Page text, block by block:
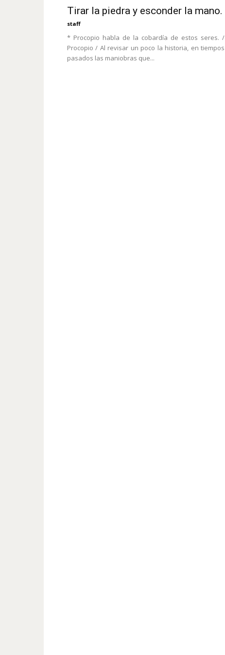
Tirar la piedra y esconder la mano.
staff
* Procopio habla de la cobardía de estos seres. /
Procopio / Al revisar un poco la historia, en tiempos
pasados las maniobras que...